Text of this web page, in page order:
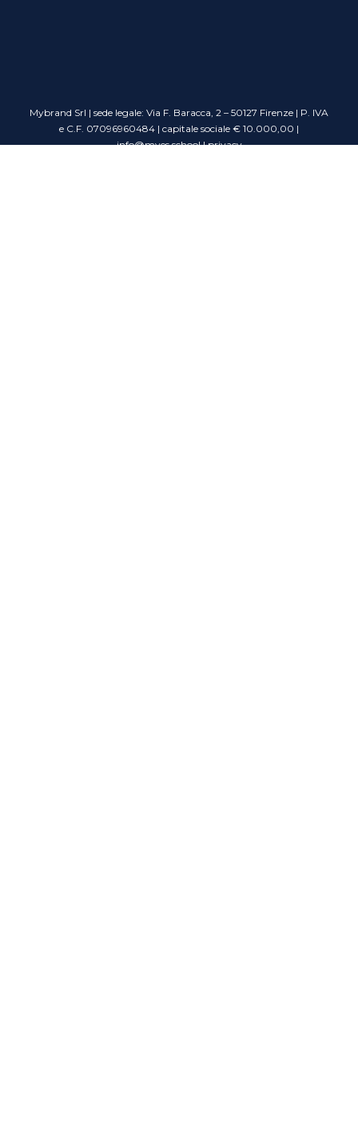
Mybrand Srl | sede legale: Via F. Baracca, 2 – 50127 Firenze | P. IVA
e C.F. 07096960484 | capitale sociale € 10.000,00 |
info@myes.school|privacy